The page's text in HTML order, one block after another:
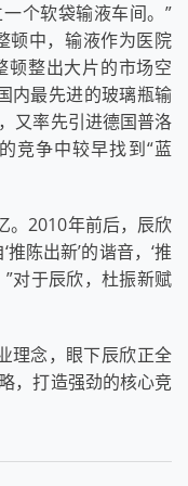
个软袋输液车间。”
顿中，输液作为医院
顿整出大片的市场空
内最先进的玻璃瓶输
又率先引进德国普洛
竞争中较早找到“蓝
。2010年前后，辰欣
陈出新’的谐音，‘推
对于辰欣，杜振新赋
理念，眼下辰欣正全
，打造强劲的核心竞